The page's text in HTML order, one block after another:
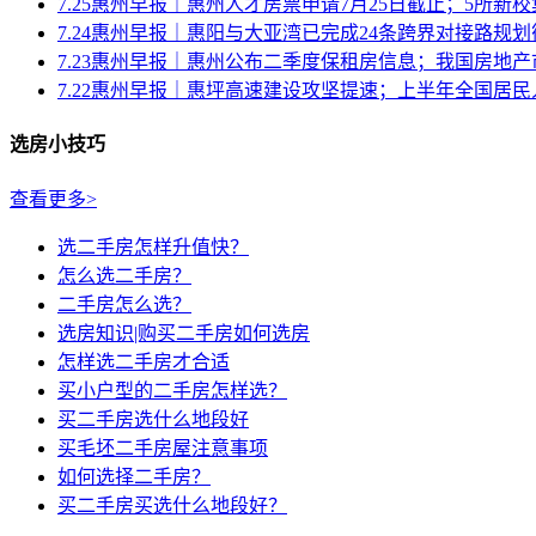
7.25惠州早报｜惠州人才房票申请7月25日截止；5所新校
7.24惠州早报｜惠阳与大亚湾已完成24条跨界对接路规划
7.23惠州早报｜惠州公布二季度保租房信息；我国房地产
7.22惠州早报｜惠坪高速建设攻坚提速；上半年全国居民
选房小技巧
查看更多>
选二手房怎样升值快？
怎么选二手房？
二手房怎么选？
选房知识|购买二手房如何选房
怎样选二手房才合适
买小户型的二手房怎样选？
买二手房选什么地段好
买毛坯二手房屋注意事项
如何选择二手房？
买二手房买选什么地段好？